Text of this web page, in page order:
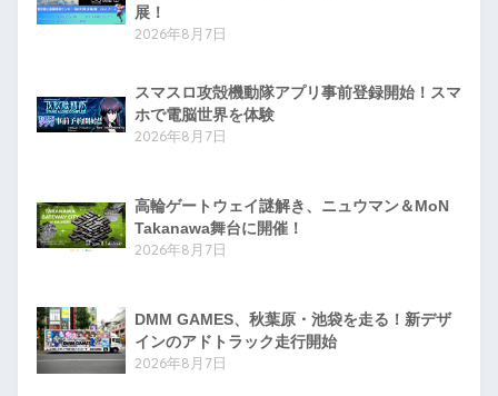
展！
2026年8月7日
スマスロ攻殻機動隊アプリ事前登録開始！スマ
ホで電脳世界を体験
2026年8月7日
高輪ゲートウェイ謎解き、ニュウマン＆MoN
Takanawa舞台に開催！
2026年8月7日
DMM GAMES、秋葉原・池袋を走る！新デザ
インのアドトラック走行開始
2026年8月7日